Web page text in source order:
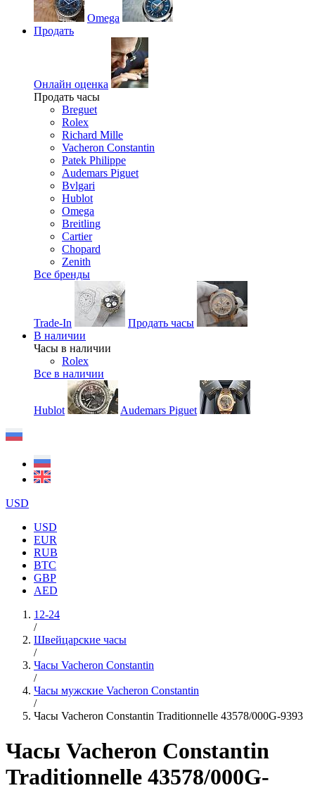
Omega
Продать
Онлайн оценка
Продать часы
Breguet
Rolex
Richard Mille
Vacheron Constantin
Patek Philippe
Audemars Piguet
Bvlgari
Hublot
Omega
Breitling
Cartier
Chopard
Zenith
Все бренды
Trade-In
Продать часы
В наличии
Часы в наличии
Rolex
Все в наличии
Hublot Audemars Piguet
USD
USD
EUR
RUB
BTC
GBP
AED
12-24
/
Швейцарские часы
/
Часы Vacheron Constantin
/
Часы мужские Vacheron Constantin
/
Часы Vacheron Constantin Traditionnelle 43578/000G-9393
Часы Vacheron Constantin
Traditionnelle 43578/000G-